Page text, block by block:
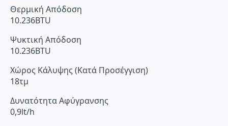
Θερμική Απόδοση
10.236BTU
Ψυκτική Απόδοση
10.236BTU
Χώρος Κάλυψης (Κατά Προσέγγιση)
18τμ
Δυνατότητα Αφύγρανσης
0,9lt/h